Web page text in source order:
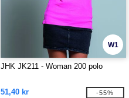
W1
JHK JK211 - Woman 200 polo
51,40 kr -55%